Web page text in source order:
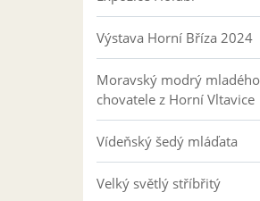
Výstava Horní Bříza 2024
Moravský modrý mladého
chovatele z Horní Vltavice
Vídeňský šedý mláďata
Velký světlý stříbřitý